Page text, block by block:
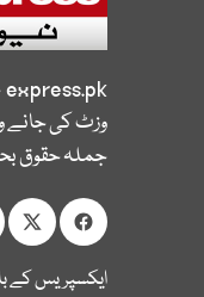
express.pk
وزٹ کی جانے
جملہ حقوق
ایکسپریس کے